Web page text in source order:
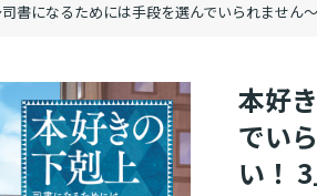
書になるためには手段を選んでいられません
本好
でい
い！ 3